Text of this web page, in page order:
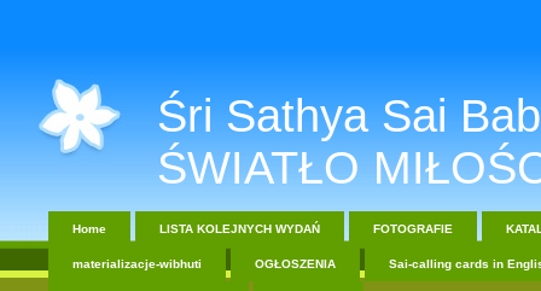
Śri Sathya Sai
ŚWIATŁO
Home LISTA KOLEJNYCH WYDAŃ FOTOGRAFIE
materializacje-wibhuti OGŁOSZENIA Sai-calling cards in